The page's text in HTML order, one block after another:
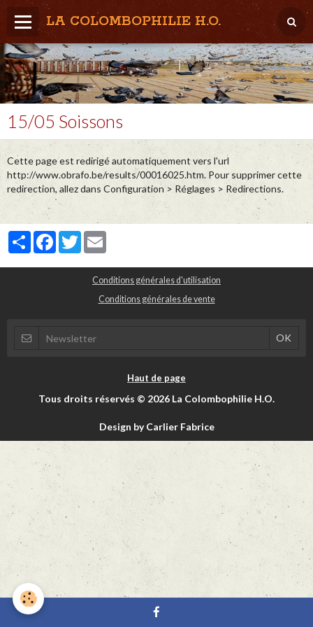
LA COLOMBOPHILIE H.O.
Home
Météo / Het weer
Lâcher / Los
Result. clubs, Provincial, (Inter)National
RFCB / KBDB
15/05 Soissons
Cette page est redirigé automatiquement vers l'url
http://www.obrafo.be/results/00016025.htm. Pour supprimer cette
redirection, allez dans Configuration > Réglages > Redirections.
PartagerFacebook
Twitter
Conditions générales d'utilisation
Conditions générales de vente
Haut de page
Tous droits réservés © 2026 La Colombophilie H.O.
Design by Carlier Fabrice